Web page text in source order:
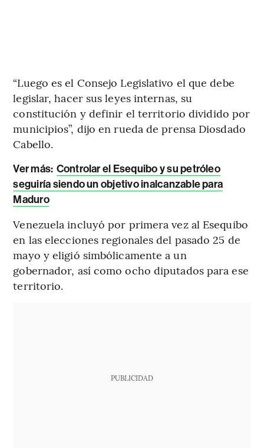
“Luego es el Consejo Legislativo el que debe
legislar, hacer sus leyes internas, su
constitución y definir el territorio dividido por
municipios”, dijo en rueda de prensa Diosdado
Cabello.
Ver más: Controlar el Esequibo y su petróleo
seguiría siendo un objetivo inalcanzable para
Maduro
Venezuela incluyó por primera vez al Esequibo
en las elecciones regionales del pasado 25 de
mayo y eligió simbólicamente a un
gobernador, así como ocho diputados para ese
territorio.
PUBLICIDAD